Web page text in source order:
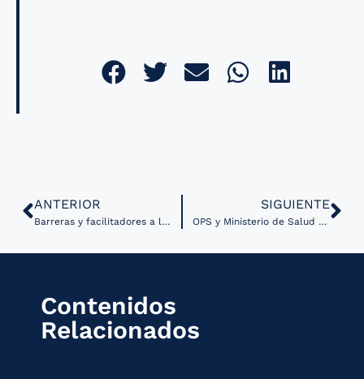
ANTERIOR
Barreras y facilitadores a la implementación de la telemedicina en las Américas según la OPS
SIGUIENTE
OPS y Ministerio de Salud de Bolivia colaboran para mejorar el Sistema de Nacional de Información en Salud
Contenidos
Relacionados